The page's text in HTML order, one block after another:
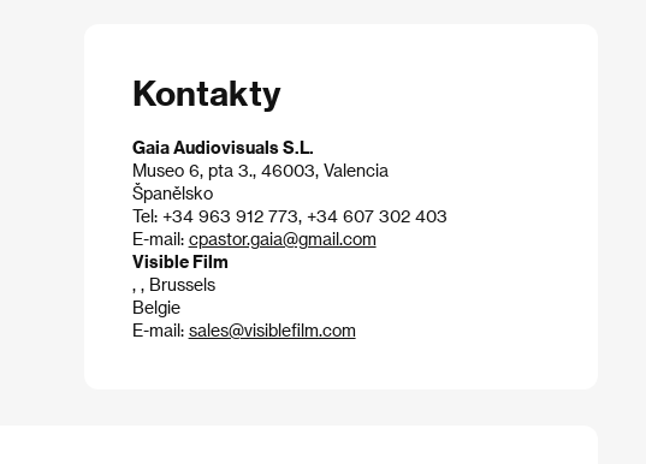
Kontakty
Gaia Audiovisuals S.L.
Museo 6, pta 3., 46003, Valencia
Španělsko
Tel: +34 963 912 773, +34 607 302 403
E-mail: cpastor.gaia@gmail.com
Visible Film
, , Brussels
Belgie
E-mail: sales@visiblefilm.com